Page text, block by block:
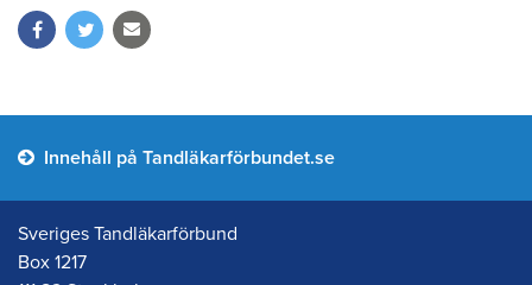
Innehåll på Tandläkarförbundet.se
Sveriges Tandläkarförbund
Box 1217